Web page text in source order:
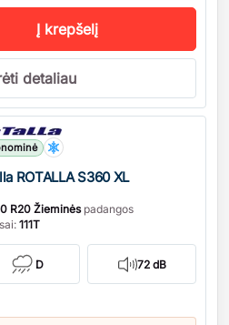
Į krepšelį
detaliau
ROTALLA S360 XL
R20 Žieminėspadangos
111T
D 72 dB